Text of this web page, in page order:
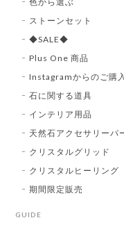
ストーンセット
◆SALE◆
Plus One 商品
Instagramからのご購入
石に関する道具
インテリア用品
天然石アクセサリーパ
クリスタルグリッド
クリスタルヒーリング
期間限定販売
GUIDE